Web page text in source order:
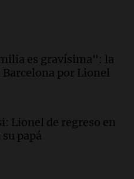
Mendoza: un muerto
caer dos autos desde
esta noche a
a su familia
es gravísima": la
Barcelona por Lionel
Lionel de regreso en
papá